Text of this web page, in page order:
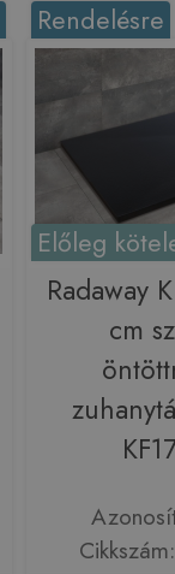
Rendelésre
Előleg
Radaway
cm